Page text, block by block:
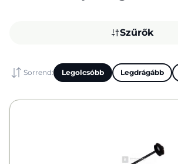
Szűrők
Sorrend: Legolcsóbb Legdrágább